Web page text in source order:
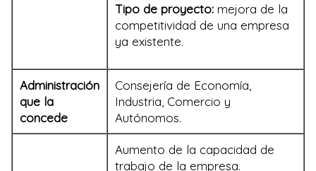
Tipo de proyecto: mejora de la
competitividad de una empresa
ya existente.
Administración
que la
concede
Consejería de Economía,
Industria, Comercio y
Autónomos.
Aumento de la capacidad de
trabajo de la empresa.